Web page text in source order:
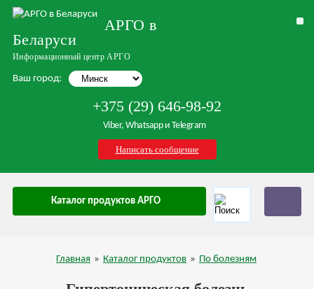
АРГО в
Беларуси
Информационный центр АРГО
Ваш город:
+375 (29) 646-98-92
Viber, Whatsapp и Telegram
Написать сообщение
Каталог продуктов АРГО
Главная » Каталог продуктов » По болезням